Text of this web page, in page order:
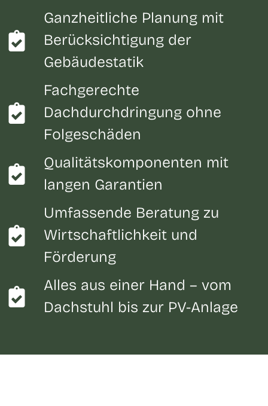
Ganzheitliche Planung mit
Berücksichtigung der
Gebäudestatik
Fachgerechte
Dachdurchdringung ohne
Folgeschäden
Qualitätskomponenten mit
langen Garantien
Umfassende Beratung zu
Wirtschaftlichkeit und
Förderung
Alles aus einer Hand – vom
Dachstuhl bis zur PV-Anlage